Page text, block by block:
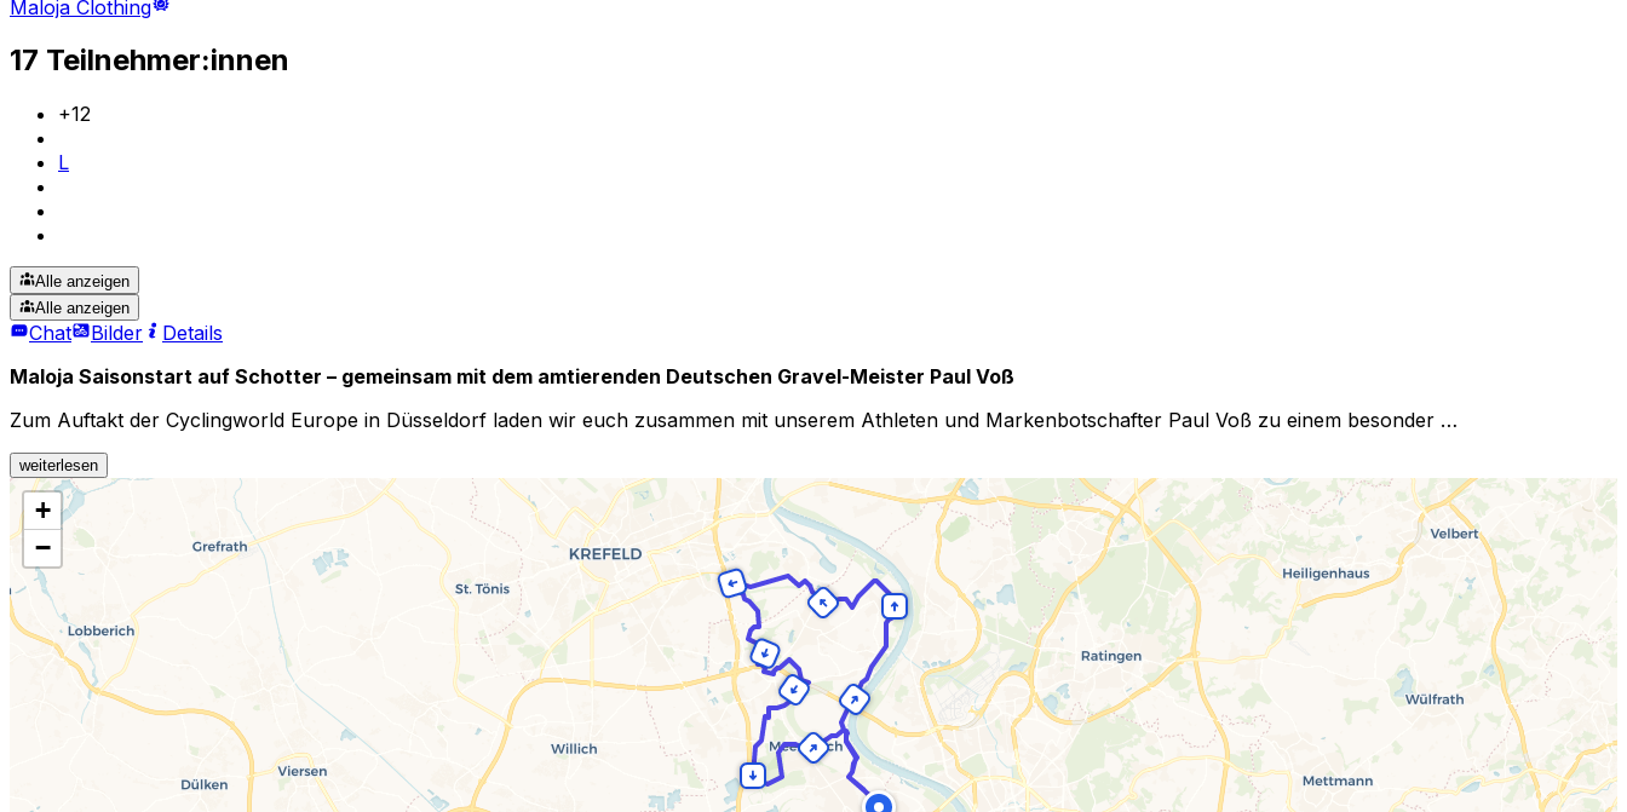
Maloja Clothing
17 Teilnehmer:innen
+12
L
Alle anzeigen
Alle anzeigen
Chat Bilder
Details
Maloja Saisonstart auf Schotter – gemeinsam mit dem amtierenden Deutschen Gravel-Meister Paul Voß
Zum Auftakt der Cyclingworld Europe in Düsseldorf laden wir euch zusammen mit unserem Athleten und Markenbotschafter Paul Voß zu einem besonder …
weiterlesen
+
−